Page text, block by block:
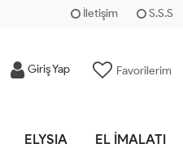
İletişim S.S.S
Giriş Yap Favorilerim
ELYSIA EL İMALATI